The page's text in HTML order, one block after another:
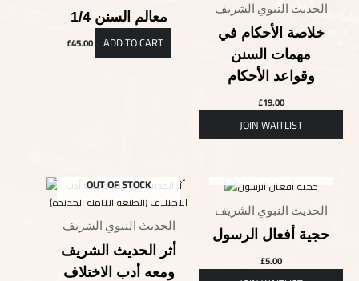
معالم السنن 1/4
£45.00 ADD TO CART
الحديث النبوي الشريف
خلاصة الأحكام في
مهمات السنن
وقواعد الأحكام
£19.00
OUT OF STOCK
الحديث النبوي الشريف
أثر الحديث الشريف
ومعه أدب الاختلاف
الحديث النبوي الشريف
حجية أفعال الرسول
£5.00